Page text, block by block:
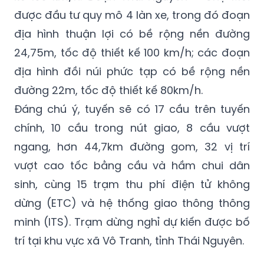
được đầu tư quy mô 4 làn xe, trong đó đoạn
địa hình thuận lợi có bề rộng nền đường
24,75m, tốc độ thiết kế 100 km/h; các đoạn
địa hình đồi núi phức tạp có bề rộng nền
đường 22m, tốc độ thiết kế 80km/h.
Đáng chú ý, tuyến sẽ có 17 cầu trên tuyến
chính, 10 cầu trong nút giao, 8 cầu vượt
ngang, hơn 44,7km đường gom, 32 vị trí
vượt cao tốc bằng cầu và hầm chui dân
sinh, cùng 15 trạm thu phí điện tử không
dừng (ETC) và hệ thống giao thông thông
minh (ITS). Trạm dừng nghỉ dự kiến được bố
trí tại khu vực xã Vô Tranh, tỉnh Thái Nguyên.